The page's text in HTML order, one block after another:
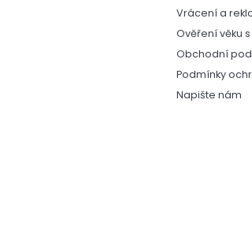
Vrácení a
Ověření věku
Obchodní
Podmínky
Napište nám